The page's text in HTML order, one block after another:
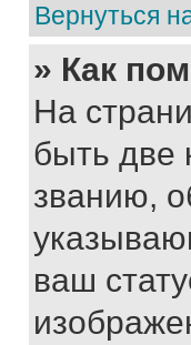
Вернуться
» Как
На
быть две
званию,
ваш